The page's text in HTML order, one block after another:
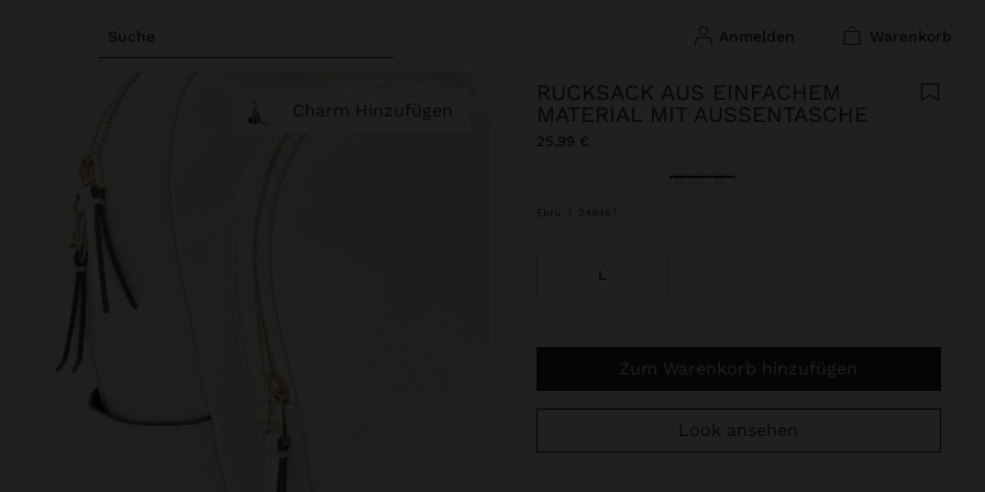
Suche anmelden warenkorb
Charm Hinzufügen
RUCKSACK AUS EINFACHEM
MATERIAL MIT AUSSENTASCHE
25,99 €
ausgewählt
Ekrü 248487
L
Zum Warenkorb hinzufügen
Look ansehen